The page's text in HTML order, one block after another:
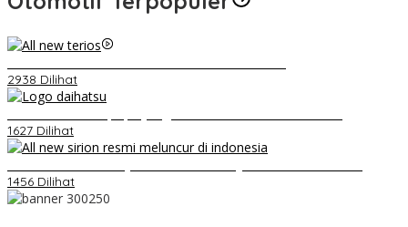
2938 Dilihat
1627 Dilihat
1456 Dilihat